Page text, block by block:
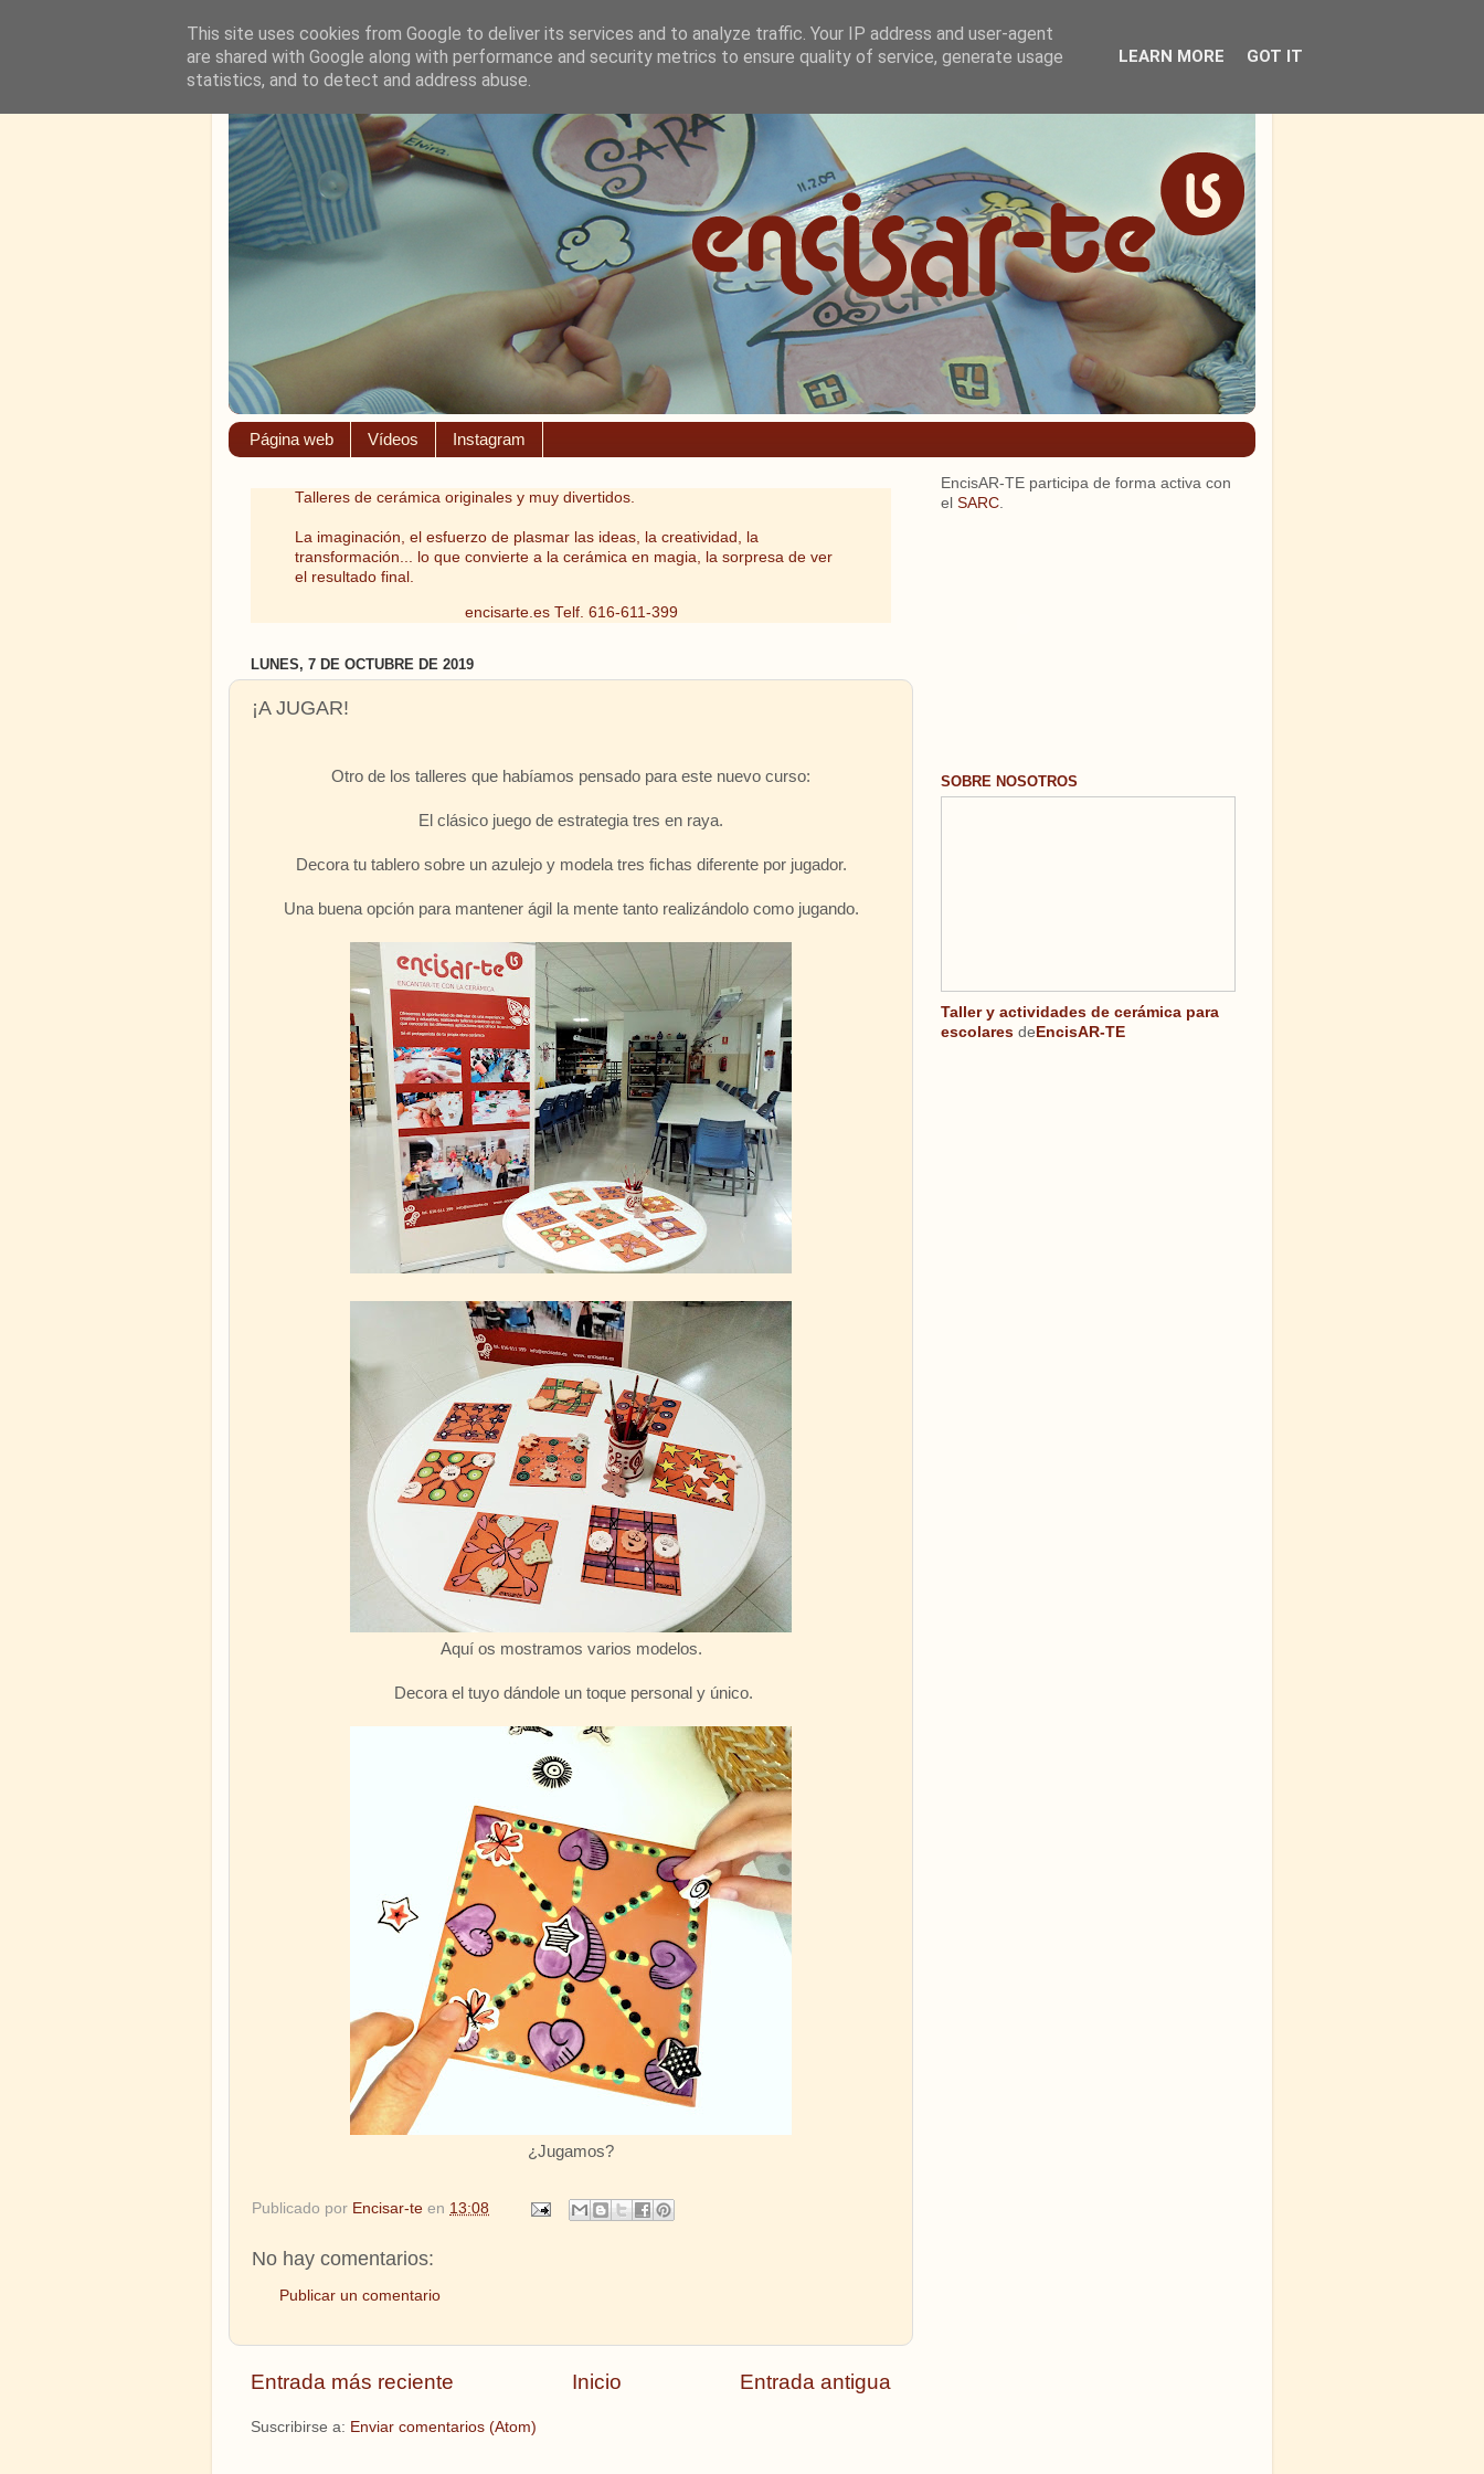
Página web Vídeos Instagram
Talleres de cerámica originales y muy divertidos.
La imaginación, el esfuerzo de plasmar las ideas, la creatividad, la
transformación... lo que convierte a la cerámica en magia, la sorpresa de ver
el resultado final.
encisarte.es Telf. 616-611-399
LUNES, 7 DE OCTUBRE DE 2019
¡A JUGAR!
Otro de los talleres que habíamos pensado para este nuevo curso:
El clásico juego de estrategia tres en raya.
Decora tu tablero sobre un azulejo y modela tres fichas diferente por jugador.
Una buena opción para mantener ágil la mente tanto realizándolo como jugando.
Aquí os mostramos varios modelos.
Decora el tuyo dándole un toque personal y único.
¿Jugamos?
Publicado por Encisar-te en 13:08
No hay comentarios:
Publicar un comentario
Entrada más reciente Entrada antigua
Inicio
Suscribirse a: Enviar comentarios (Atom)
EncisAR-TE participa de forma activa con
el SARC
SOBRE NOSOTROS
Taller y actividades de cerámica para
escolares de EncisAR-TE
This site uses cookies from Google to deliver its services and to analyze traffic. Your IP address and user-agent
are shared with Google along with performance and security metrics to ensure quality of service, generate usage
statistics, and to detect and address abuse.
LEARN MORE GOT IT